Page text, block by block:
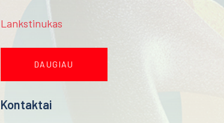
Lankstinukas
DAUGIAU
Kontaktai